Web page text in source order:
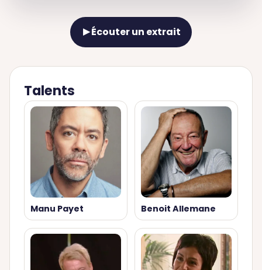
▶Écouter un extrait
Talents
Manu Payet Benoit Allemane